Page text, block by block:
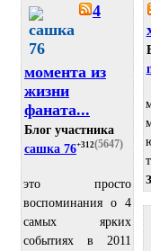
4
момента из
жизни
фаната...
Блог участника
сашка 76+312(5647)
это просто
воспоминания о 4
самых ярких
событиях в 2011